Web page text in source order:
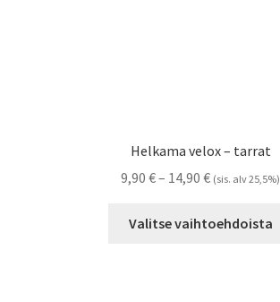
Helkama velox – tarrat
9,90 €– 14,90 €Hintaluokka:
-
(sis. alv 25,5%)
Valitse vaihtoehdoista